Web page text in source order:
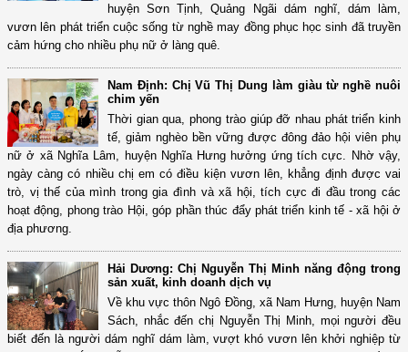
huyện Sơn Tịnh, Quảng Ngãi dám nghĩ, dám làm,
vươn lên phát triển cuộc sống từ nghề may đồng phục học sinh đã truyền
cảm hứng cho nhiều phụ nữ ở làng quê.
Nam Định: Chị Vũ Thị Dung làm giàu từ nghề nuôi
chim yến
Thời gian qua, phong trào giúp đỡ nhau phát triển kinh
tế, giảm nghèo bền vững được đông đảo hội viên phụ
nữ ở xã Nghĩa Lâm, huyện Nghĩa Hưng hưởng ứng tích cực. Nhờ vậy,
ngày càng có nhiều chị em có điều kiện vươn lên, khẳng định được vai
trò, vị thế của mình trong gia đình và xã hội, tích cực đi đầu trong các
hoạt động, phong trào Hội, góp phần thúc đẩy phát triển kinh tế - xã hội ở
địa phương.
Hải Dương: Chị Nguyễn Thị Minh năng động trong
sản xuất, kinh doanh dịch vụ
Về khu vực thôn Ngô Đồng, xã Nam Hưng, huyện Nam
Sách, nhắc đến chị Nguyễn Thị Minh, mọi người đều
biết đến là người dám nghĩ dám làm, vượt khó vươn lên khởi nghiệp từ